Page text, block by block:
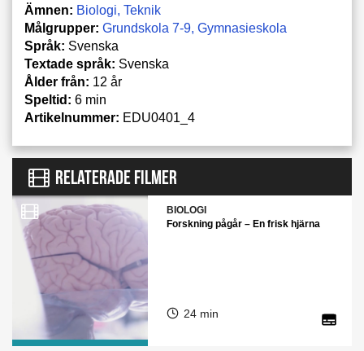
Ämnen: Biologi Teknik
Målgrupper: Grundskola 7-9 Gymnasieskola
Språk: Svenska
Textade språk: Svenska
Ålder från: 12 år
Speltid: 6 min
Artikelnummer: EDU0401_4
RELATERADE FILMER
BIOLOGI
Forskning pågår – En frisk hjärna
24 min